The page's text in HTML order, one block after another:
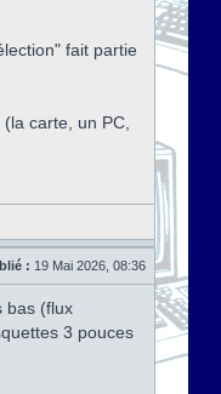
fait partie
carte, un PC,
: 19 Mai 2026, 08:36
bas (flux
3 pouces